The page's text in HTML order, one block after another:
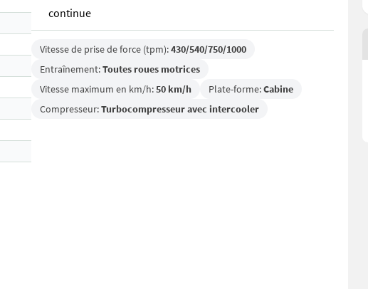
continue
Vitesse de prise de force (tpm):430/540/750/1000
Entraînement:Toutes roues motrices
Vitesse maximum en km/h:50 km/h Plate-forme:Cabine
Compresseur:Turbocompresseur avec intercooler